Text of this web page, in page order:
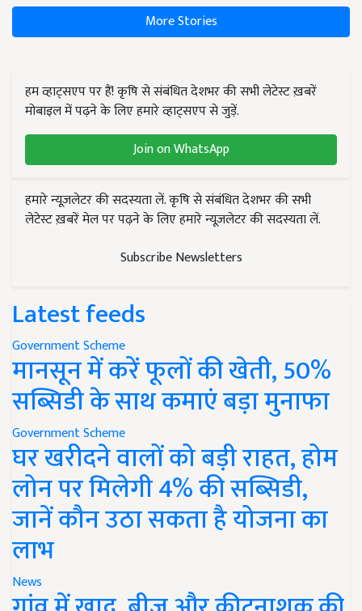
More Stories
हम व्हाट्सएप पर हैं! कृषि से संबंधित देशभर की सभी लेटेस्ट ख़बरें
मोबाइल में पढ़ने के लिए हमारे व्हाट्सएप से जुड़ें.
Join on WhatsApp
हमारे न्यूज़लेटर की सदस्यता लें. कृषि से संबंधित देशभर की सभी
लेटेस्ट ख़बरें मेल पर पढ़ने के लिए हमारे न्यूज़लेटर की सदस्यता लें.
Subscribe Newsletters
Latest feeds
Government Scheme
मानसून में करें फूलों की खेती, 50%
सब्सिडी के साथ कमाएं बड़ा मुनाफा
Government Scheme
घर खरीदने वालों को बड़ी राहत, होम
लोन पर मिलेगी 4% की सब्सिडी,
जानें कौन उठा सकता है योजना का
लाभ
News